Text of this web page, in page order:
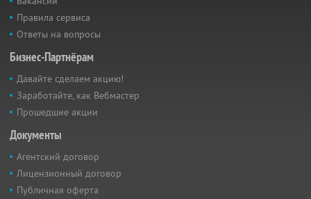
Правила сервиса
Ответы на вопросы
Бизнес-Партнёрам
Давайте сделаем акцию!
Заработайте, как Вебмастер
Прошедшие акции
Документы
Агентский договор
Лицензионный договор
Публичная оферта